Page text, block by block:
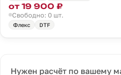
от 19 900 ₽
Свободно: 0 шт.
Флекс DTF
Нужен расчёт по вашему